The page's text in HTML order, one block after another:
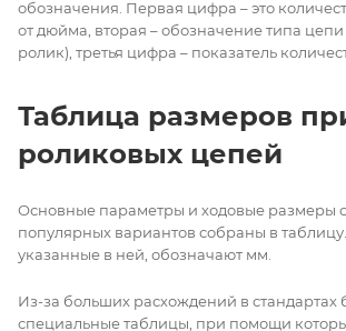
обозначения. Первая цифра – это
от дюйма, вторая – обозначение типа цепи
ролик), третья цифра – показатель
Таблица размеров
роликовых цепей
Основные параметры и ходовые размеры
популярных вариантов собраны в
указанные в ней, обозначают мм.
Из-за больших расхождений в стандартах
специальные таблицы, при помощи